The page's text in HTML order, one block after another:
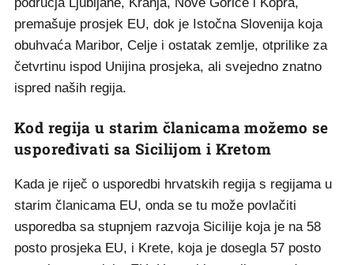
područja Ljubljane, Kranja, Nove Gorice i Kopra,
premašuje prosjek EU, dok je Istočna Slovenija koja
obuhvaća Maribor, Celje i ostatak zemlje, otprilike za
četvrtinu ispod Unijina prosjeka, ali svejedno znatno
ispred naših regija.
Kod regija u starim članicama možemo se
uspoređivati sa Sicilijom i Kretom
Kada je riječ o usporedbi hrvatskih regija s regijama u
starim članicama EU, onda se tu može povlačiti
usporedba sa stupnjem razvoja Sicilije koja je na 58
posto prosjeka EU, i Krete, koja je dosegla 57 posto